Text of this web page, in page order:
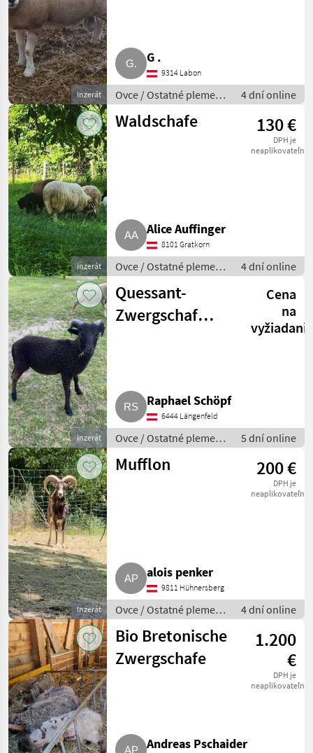
Inzerát
G .
9314 Labon
Ovce / Ostatné plemená
oviec
4 dní online
Inzerát
Waldschafe 130 €
DPH je
neaplikovateľné
Alice Auffinger
8101 Gratkorn
Ovce / Ostatné plemená
oviec
4 dní online
Inzerát
Quessant-
Zwergschaf
Cena
na
Raphael Schöpf
6444 Längenfeld
Ovce / Ostatné plemená
oviec
5 dní online
Inzerát
Mufflon 200 €
DPH je
neaplikovateľné
alois penker
9811 Hühnersberg
Ovce / Ostatné plemená
oviec
4 dní online
Bio Bretonische
Zwergschafe
1.200
€
DPH je
neaplikovateľné
Andreas Pschaider